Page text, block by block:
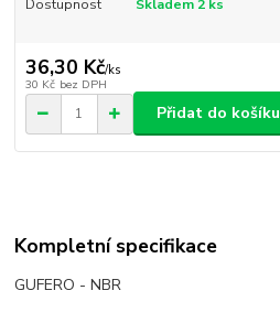
Dostupnost Skladem 2 ks
36,30 Kč/ks
30 Kč bez DPH
Přidat do košíku
Kompletní specifikace
GUFERO - NBR